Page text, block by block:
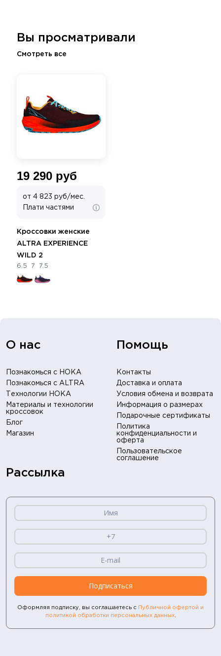
Вы просматривали
Смотреть все
19 290 руб
от 4 823 руб/мес.
Плати частями
Кроссовки женские
ALTRA EXPERIENCE
WILD 2
6.5 7 7.5
О нас
Познакомься с HOKA
Познакомься с ALTRA
Технологии HOKA
Материалы и технологии
кроссовок
Блог
Магазин
Помощь
Контакты
Доставка и оплата
Условия обмена и возврата
Информация о размерах
Подарочные сертификаты
Политика
конфиденциальности и
оферта
Пользовательское
соглашение
Рассылка
Подписаться
Оформляя подписку, вы соглашаетесь с
Публичной офертой и
политикой обработки персональных данных.